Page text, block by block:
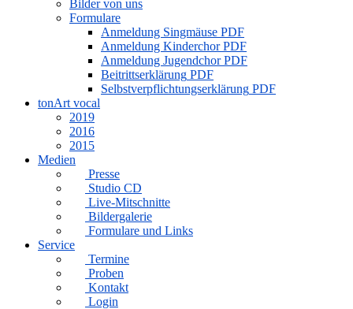
Bilder von uns
Formulare
Anmeldung Singmäuse PDF
Anmeldung Kinderchor PDF
Anmeldung Jugendchor PDF
Beitrittserklärung PDF
Selbstverpflichtungserklärung PDF
tonArt vocal
2019
2016
2015
Medien
Presse
Studio CD
Live-Mitschnitte
Bildergalerie
Formulare und Links
Service
Termine
Proben
Kontakt
Login